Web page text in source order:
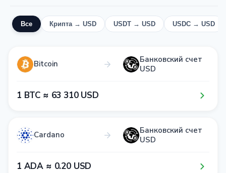
Все Крипта → USD USDT → USD USDC → USD
Bitcoin
Банковский счет
USD
1​ BTC ≈ 6​3​ 3​1​0​ USD
Cardano
Банковский счет
USD
1​ ADA ≈ 0​.2​0​ USD